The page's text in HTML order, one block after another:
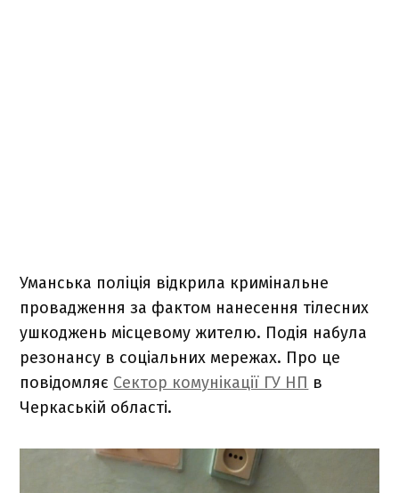
Уманська поліція відкрила кримінальне
провадження за фактом нанесення тілесних
ушкоджень місцевому жителю. Подія набула
резонансу в соціальних мережах. Про це
повідомляє Сектор комунікації ГУ НП в
Черкаській області.